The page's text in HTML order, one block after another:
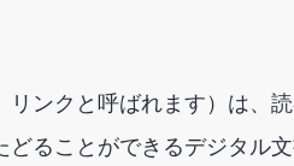
リンクと呼ばれます）は、
どることができるデジタル